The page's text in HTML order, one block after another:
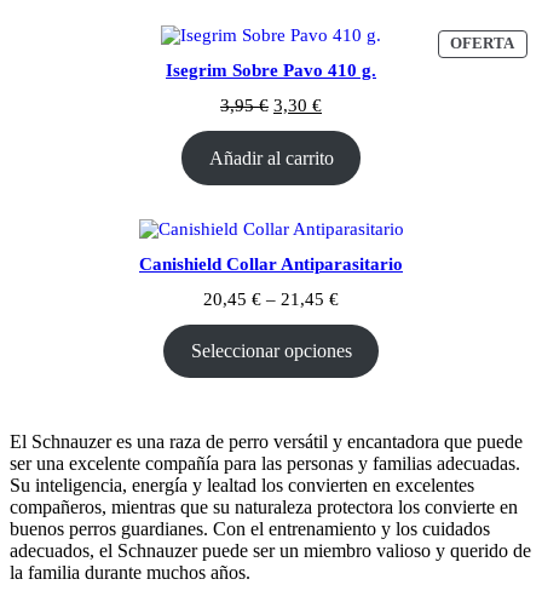
OFERTA
Isegrim Sobre Pavo 410 g.
3,95€ 3,30 €
Añadir al carrito
Canishield Collar Antiparasitario
20,45 € – 21,45 €
Seleccionar opciones
El Schnauzer es una raza de perro versátil y encantadora que puede
ser una excelente compañía para las personas y familias adecuadas.
Su inteligencia, energía y lealtad los convierten en excelentes
compañeros, mientras que su naturaleza protectora los convierte en
buenos perros guardianes. Con el entrenamiento y los cuidados
adecuados, el Schnauzer puede ser un miembro valioso y querido de
la familia durante muchos años.